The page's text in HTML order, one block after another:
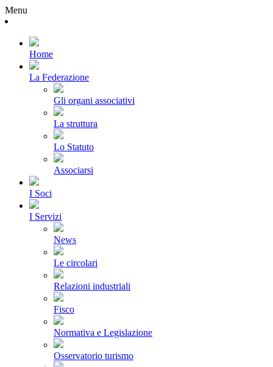
Menu
Home
La Federazione
Gli organi associativi
La struttura
Lo Statuto
Associarsi
I Soci
I Servizi
News
Le circolari
Relazioni industriali
Fisco
Normativa e Legislazione
Osservatorio turismo